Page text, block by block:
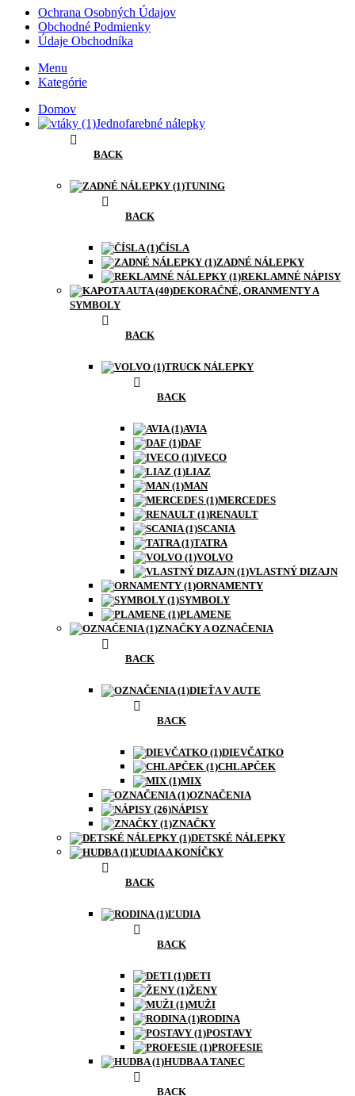
Ochrana Osobných Údajov
Obchodné Podmienky
Údaje Obchodníka
Menu
Kategórie
Domov
Jednofarebné nálepky
BACK
TUNING
BACK
ČÍSLA
ZADNÉ NÁLEPKY
REKLAMNÉ NÁPISY
DEKORAČNÉ, ORANMENTY A
SYMBOLY
BACK
TRUCK NÁLEPKY
BACK
AVIA
DAF
IVECO
LIAZ
MAN
MERCEDES
RENAULT
SCANIA
TATRA
VOLVO
VLASTNÝ DIZAJN
ORNAMENTY
SYMBOLY
PLAMENE
ZNAČKY A OZNAČENIA
BACK
DIEŤA V AUTE
BACK
DIEVČATKO
CHLAPČEK
MIX
OZNAČENIA
NÁPISY
ZNAČKY
DETSKÉ NÁLEPKY
ĽUDIA A KONÍČKY
BACK
ĽUDIA
BACK
DETI
ŽENY
MUŽI
RODINA
POSTAVY
PROFESIE
HUDBA A TANEC
BACK